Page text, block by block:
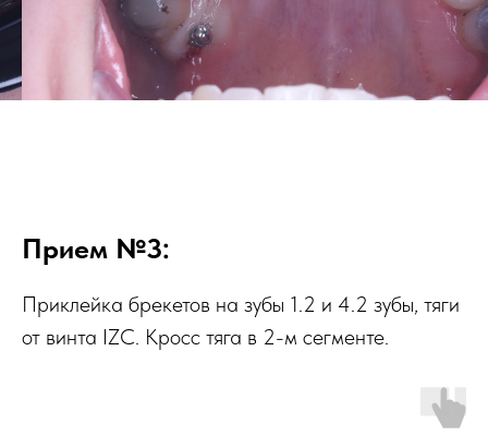
Прием №3:
Приклейка брекетов на зубы 1.2 и 4.2 зубы, тяги
от винта IZC. Кросс тяга в 2-м сегменте.